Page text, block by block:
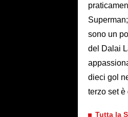
sono un
del Dalai
dieci gol
terzo set
Tutta la